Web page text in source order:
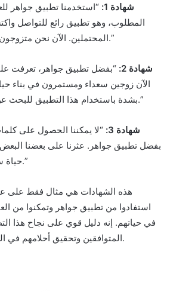
• شهادة 1:
“استخدمنا تطبيق جواهر
المطلوب، وهو تطبيق رائع للتواصل
المحتملين. الآن نحن متزوجون ونعيش حياة سعيدة معًا.”
• شهادة 2:
“بفضل تطبيق جواهر، تعرفت
الآن زوجين سعداء ومستمرون في بناء
بشدة باستخدام هذا التطبيق للبحث عن الحب والزواج المسيار.”
• شهادة 3:
“لا يمكننا الحصول على
بفضل تطبيق جواهر. عثرنا على بعضنا
حياة سعيدة ومليئة بالحب الآن.”
هذه الشهادات هي مثال فقط على
استفادوا من تطبيق جواهر وتمكنوا من
في حياتهم. إنه دليل قوي على نجاح هذا
المتوافقين وتحقيق أحلامهم في الزواج المسيار في الخليج.